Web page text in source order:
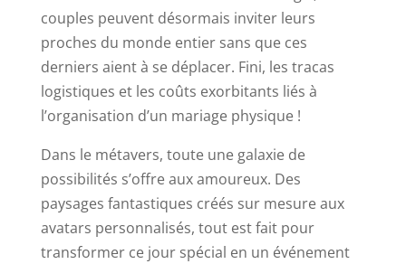
couples peuvent désormais inviter leurs
proches du monde entier sans que ces
derniers aient à se déplacer. Fini, les tracas
logistiques et les coûts exorbitants liés à
l’organisation d’un mariage physique !
Dans le métavers, toute une galaxie de
possibilités s’offre aux amoureux. Des
paysages fantastiques créés sur mesure aux
avatars personnalisés, tout est fait pour
transformer ce jour spécial en un événement